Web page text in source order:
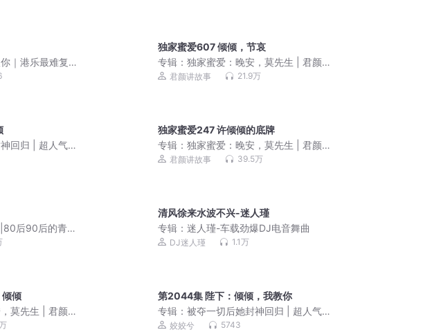
｜港乐最难复
独家蜜爱607 倾倾，节哀
专辑：独家蜜爱：晚安，莫先生 | 君颜/
予彤 | 免费多人剧
君颜讲故事 21.9万
回归 | 超人气
独家蜜爱247 许倾倾的底牌
专辑：独家蜜爱：晚安，莫先生 | 君颜/
予彤 | 免费多人剧
君颜讲故事 39.5万
后90后的青春
清风徐来水波不兴-迷人瑾
专辑：迷人瑾-车载劲爆DJ电音舞曲
DJ迷人瑾 1.1万
倾
莫先生 | 君颜/
第2044集 陛下：倾倾，我教你
专辑：被夺一切后她封神回归 | 超人气
马甲爽文|多人有声剧
姣姣兮 5743